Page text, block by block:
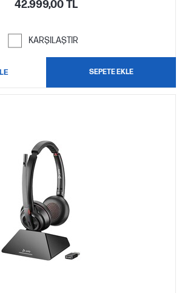
42.999,00 TL
KARŞILAŞTIR
SEPETE EKLE